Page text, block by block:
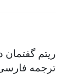
ریتم گفتمان
ترجمه